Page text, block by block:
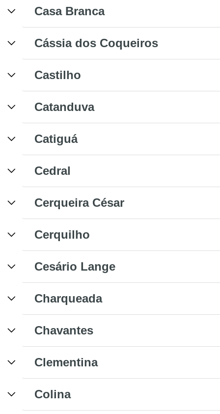
Casa Branca
Cássia dos Coqueiros
Castilho
Catanduva
Catiguá
Cedral
Cerqueira César
Cerquilho
Cesário Lange
Charqueada
Chavantes
Clementina
Colina